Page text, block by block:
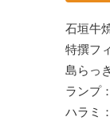
石垣牛
特撰フ
島らっ
ランプ
ハラミ